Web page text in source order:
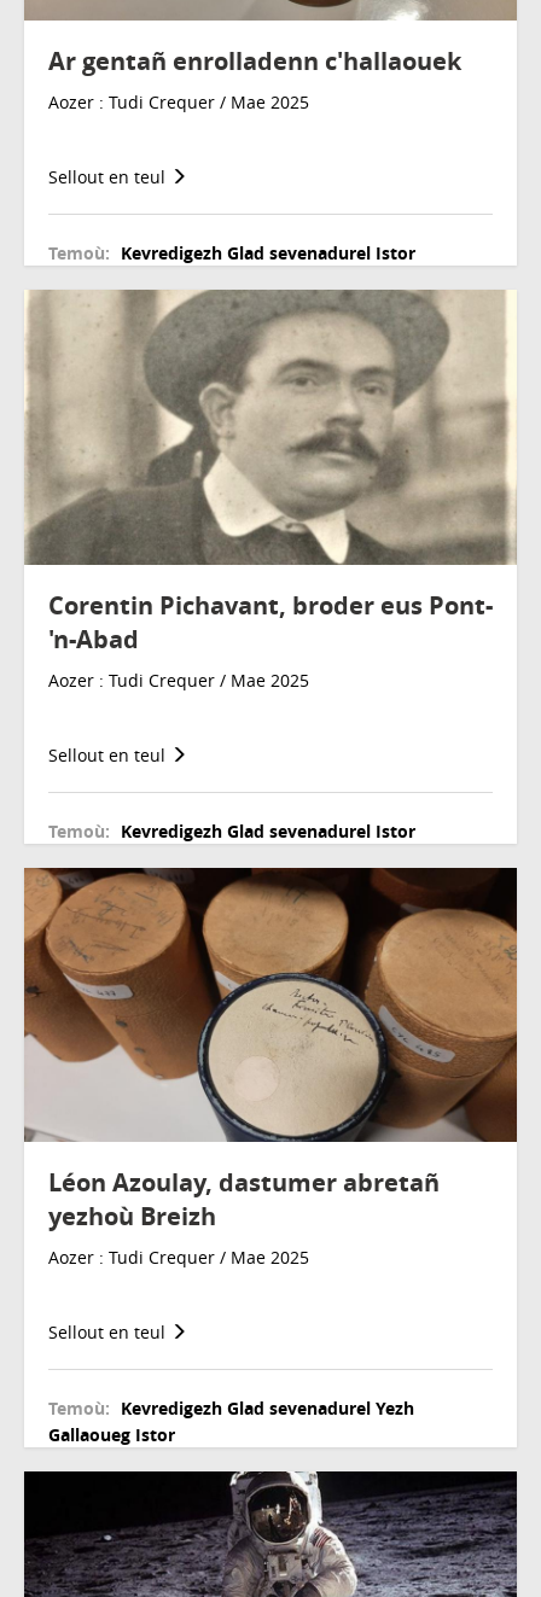
Ar gentañ enrolladenn c'hallaouek
Aozer : Tudi Crequer / Mae 2025
Sellout en teul
Temoù: Kevredigezh Glad sevenadurel Istor
Corentin Pichavant, broder eus Pont-
'n-Abad
Aozer : Tudi Crequer / Mae 2025
Sellout en teul
Temoù: Kevredigezh Glad sevenadurel Istor
Léon Azoulay, dastumer abretañ
yezhoù Breizh
Aozer : Tudi Crequer / Mae 2025
Sellout en teul
Temoù: Kevredigezh Glad sevenadurel Yezh
Gallaoueg Istor